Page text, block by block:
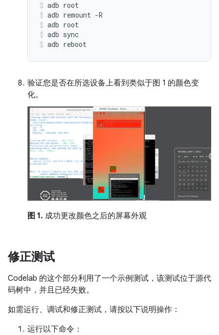
adb root
adb remount -R
adb root
adb sync
adb reboot
验证您是否在所选设备上看到类似于图 1 的颜色变
化。
图 1. 成功更改颜色之后的屏幕外观
修正测试
Codelab 的这个部分利用了一个示例测试，该测试位于源代
码树中，并且已经失败。
如需运行、调试和修正测试，请按以下说明操作：
运行以下命令：